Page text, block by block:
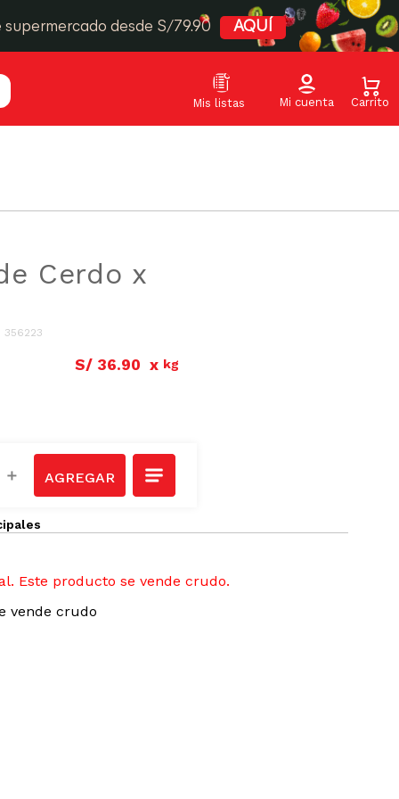
desde S/79.90 AQUÍ
Cerdo x
356223
S/ 36.90 x kg
＋
Este producto se vende crudo.
vende crudo